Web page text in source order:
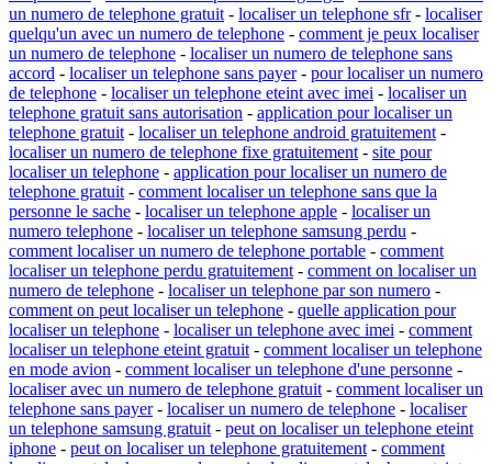
un numero de telephone gratuit - localiser un telephone sfr- localiser
quelqu'un avec un numero de telephone - comment je peux localiser
un numero de telephone - localiser un numero de telephone sans
accord - localiser un telephone sans payer- pour localiser un numero
de telephone - localiser un telephone eteint avec imei - localiser un
telephone gratuit sans autorisation - application pour localiser un
telephone gratuit - localiser un telephone android gratuitement -
localiser un numero de telephone fixe gratuitement - site pour
localiser un telephone - application pour localiser un numero de
telephone gratuit - comment localiser un telephone sans que la
personne le sache - localiser un telephone apple - localiser un
numero telephone - localiser un telephone samsung perdu -
comment localiser un numero de telephone portable - comment
localiser un telephone perdu gratuitement - comment on localiser un
numero de telephone - localiser un telephone par son numero -
comment on peut localiser un telephone - quelle application pour
localiser un telephone - localiser un telephone avec imei - comment
localiser un telephone eteint gratuit - comment localiser un telephone
en mode avion - comment localiser un telephone d'une personne -
localiser avec un numero de telephone gratuit - comment localiser un
telephone sans payer- localiser un numero de telephone - localiser
un telephone samsung gratuit - peut on localiser un telephone eteint
iphone - peut on localiser un telephone gratuitement - comment